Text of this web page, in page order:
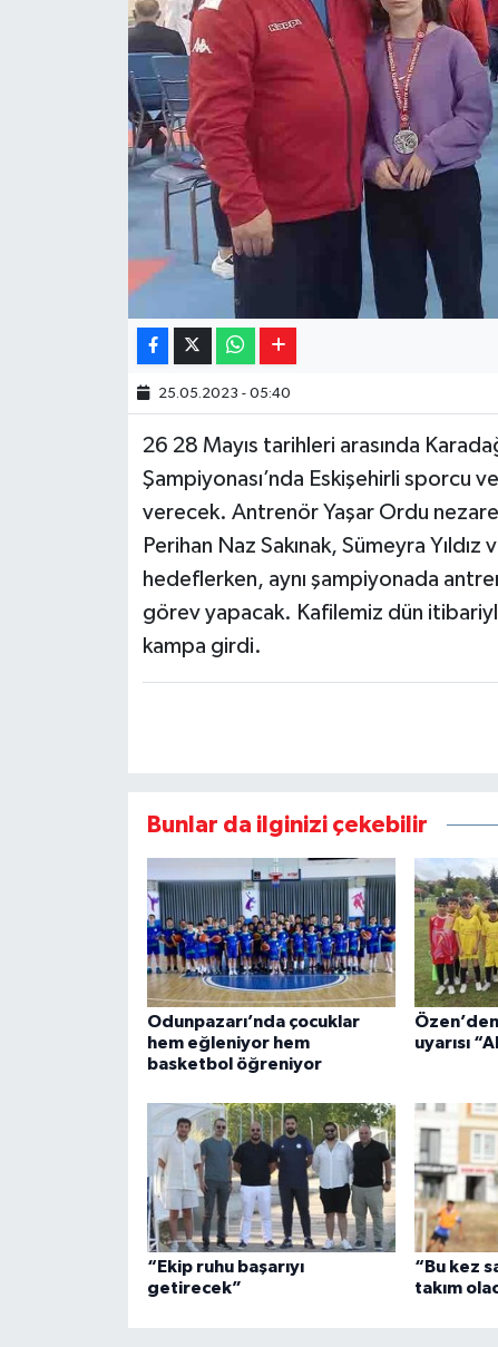
25.05.2023 - 05:40
26 28 Mayıs tarihleri arasında
Şampiyonası’nda Eskişehirli sporcu
verecek. Antrenör Yaşar Ordu
Perihan Naz Sakınak, Sümeyra
hedeflerken, aynı şampiyonada
görev yapacak. Kafilemiz dün
kampa girdi.
Bunlar da ilginizi çekebilir
Odunpazarı’nda çocuklar
hem eğleniyor hem
basketbol öğreniyor
uyarısı
“Ekip ruhu başarıyı
getirecek”
“Bu kez
takım
Resmi ilanlar